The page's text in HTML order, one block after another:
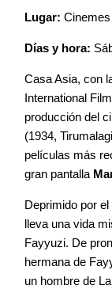
Lugar:
Días y hora:
Casa Asia, con
International
producción del
(1934,
películas más
gran pantalla
Deprimido por
lleva una vida
Fayyuzi. De
hermana de
un hombre de